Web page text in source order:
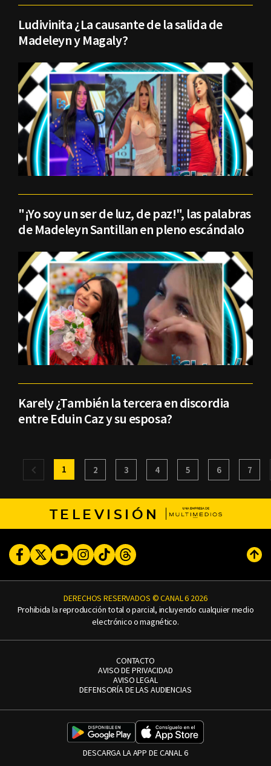
Ludivinita ¿La causante de la salida de
Madeleyn y Magaly?
"¡Yo soy un ser de luz, de paz!", las palabras
de Madeleyn Santillan en pleno escándalo
Karely ¿También la tercera en discordia
entre Eduin Caz y su esposa?
1 2 3 4 5 6 7
TELEVISIÓN
FacebookTwitterYoutubeInstagram
TikTokThreads
DERECHOS RESERVADOS © CANAL 6 2026
Prohibida la reproducción total o parcial, incluyendo cualquier medio
electrónico o magnético.
CONTACTO
AVISO DE PRIVACIDAD
AVISO LEGAL
DEFENSORÍA DE LAS AUDIENCIAS
DESCARGA LA APP DE CANAL 6